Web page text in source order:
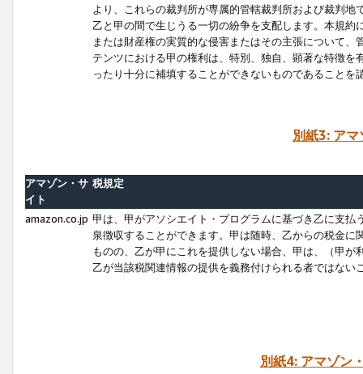
より、これらの裁判所が専属的管轄裁判所および裁判
乙と甲の間で生じうる一切の紛争を支配します。本規
または財産権の実質的な侵害またはその主張について
テンツにおける甲の権利は、特別、独自、顕著な特徴
ったり十分に補填することができないものであることを
別紙3: ア
アマゾン・サ
イト
税規定
amazon.co.jp 甲は、甲がアソシエイト・プログラムに基づき乙に支
泉徴収することができます。甲は随時、乙からの税金
ものの、乙が甲にこれを提供しない場合、甲は、（甲
乙が当該税関連情報の提供を義務付けられる者ではな
別紙4: アマゾン